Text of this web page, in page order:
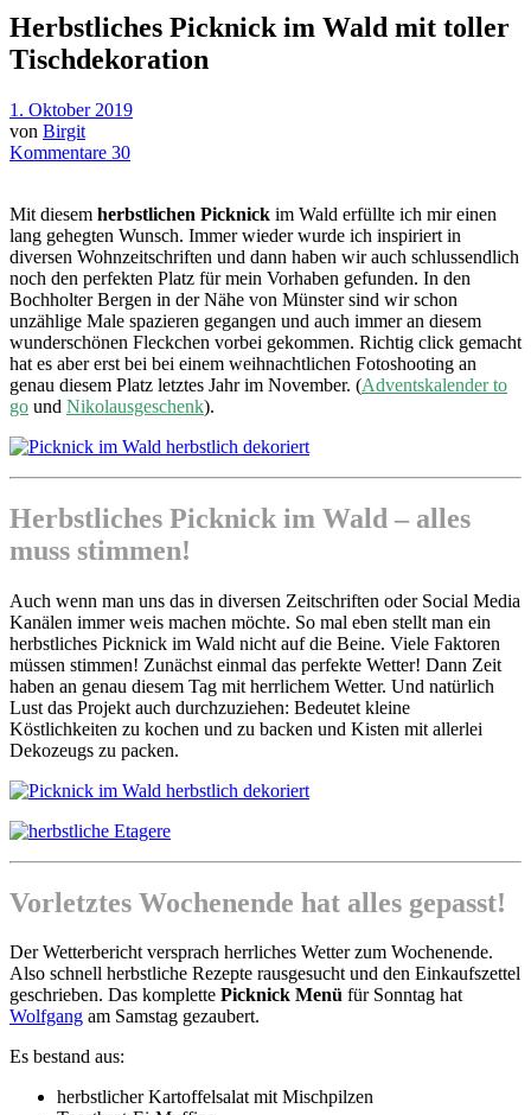
Herbstliches Picknick im Wald mit toller
Tischdekoration
1. Oktober 2019
von Birgit
Kommentare 30
Mit diesem herbstlichen Picknick im Wald erfüllte ich mir einen
lang gehegten Wunsch. Immer wieder wurde ich inspiriert in
diversen Wohnzeitschriften und dann haben wir auch schlussendlich
noch den perfekten Platz für mein Vorhaben gefunden. In den
Bochholter Bergen in der Nähe von Münster sind wir schon
unzählige Male spazieren gegangen und auch immer an diesem
wunderschönen Fleckchen vorbei gekommen. Richtig click gemacht
hat es aber erst bei bei einem weihnachtlichen Fotoshooting an
genau diesem Platz letztes Jahr im November. (Adventskalender to
go und Nikolausgeschenk).
Herbstliches Picknick im Wald – alles
muss stimmen!
Auch wenn man uns das in diversen Zeitschriften oder Social Media
Kanälen immer weis machen möchte. So mal eben stellt man ein
herbstliches Picknick im Wald nicht auf die Beine. Viele Faktoren
müssen stimmen! Zunächst einmal das perfekte Wetter! Dann Zeit
haben an genau diesem Tag mit herrlichem Wetter. Und natürlich
Lust das Projekt auch durchzuziehen: Bedeutet kleine
Köstlichkeiten zu kochen und zu backen und Kisten mit allerlei
Dekozeugs zu packen.
Vorletztes Wochenende hat alles gepasst!
Der Wetterbericht versprach herrliches Wetter zum Wochenende.
Also schnell herbstliche Rezepte rausgesucht und den Einkaufszettel
geschrieben. Das komplette Picknick Menü für Sonntag hat
Wolfgang am Samstag gezaubert.
Es bestand aus:
herbstlicher Kartoffelsalat mit Mischpilzen